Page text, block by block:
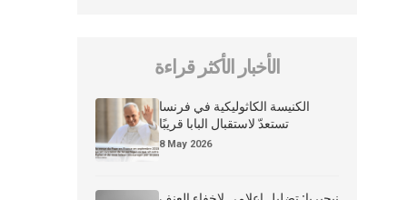
الأخبار الأكثر قراءة
الكنيسة الكاثوليكية في فرنسا
تستعدّ لاستقبال البابا قريبًا
8 May 2026